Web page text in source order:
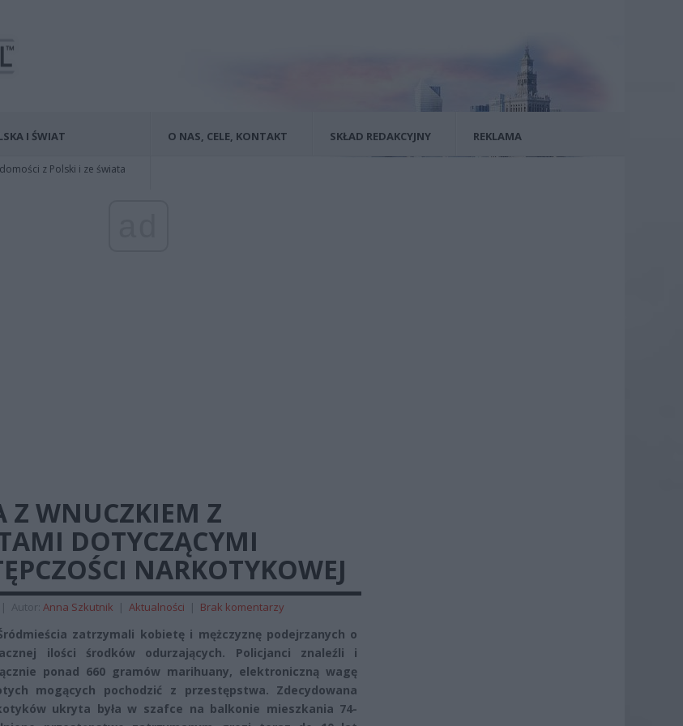
I ŚWIAT
z Polski i ze świata
O NAS, CELE, KONTAKT SKŁAD REDAKCYJNY REKLAMA
Z WNUCZKIEM Z
DOTYCZĄCYMI
NARKOTYKOWEJ
| Autor: Anna Szkutnik | Aktualności | Brak komentarzy
zatrzymali kobietę i mężczyznę podejrzanych o
ilości środków odurzających. Policjanci znaleźli i
ponad 660 gramów marihuany, elektroniczną wagę
mogących pochodzić z przestępstwa. Zdecydowana
ukryta była w szafce na balkonie mieszkania 74-